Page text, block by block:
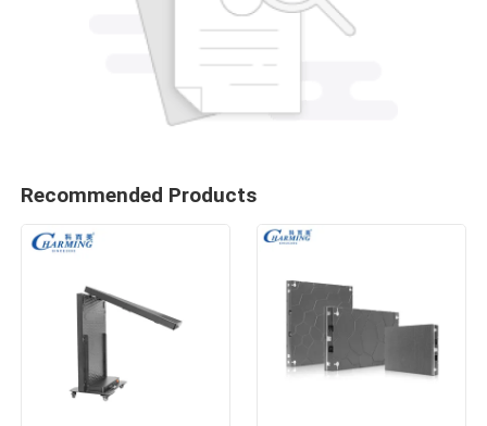
Recommended Products